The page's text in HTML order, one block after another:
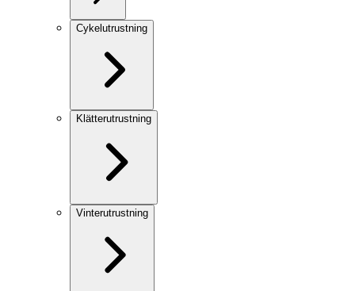
Cykelutrustning
Klätterutrustning
Vinterutrustning